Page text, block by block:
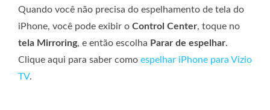
Quando você não precisa do espelhamento de tela do
iPhone, você pode exibir o Control Center, toque no
tela Mirroring, e então escolha Parar de espelhar.
Clique aqui para saber como espelhar iPhone para Vizio
TV.